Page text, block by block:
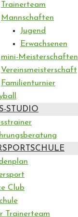
Trainerteam
Mannschaften
Jugend
Erwachsenen
mini-Meisterschaften
Vereinsmeisterschaft
Familienturnier
STUDIO
Club
Trainerteam